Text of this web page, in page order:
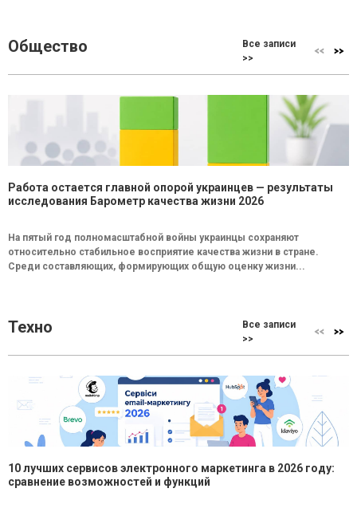
Общество
Все записи
>>
Работа остается главной опорой украинцев — результаты
исследования Барометр качества жизни 2026
На пятый год полномасштабной войны украинцы сохраняют
относительно стабильное восприятие качества жизни в стране.
Среди составляющих, формирующих общую оценку жизни...
Техно
Все записи
>>
10 лучших сервисов электронного маркетинга в 2026 году:
сравнение возможностей и функций